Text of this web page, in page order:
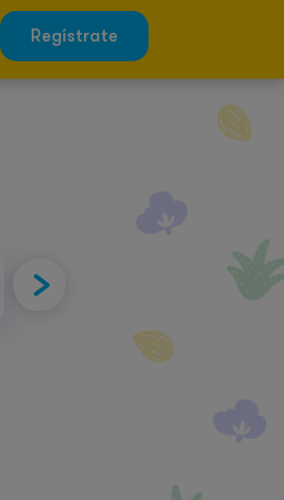
Regístrate
26 30 31